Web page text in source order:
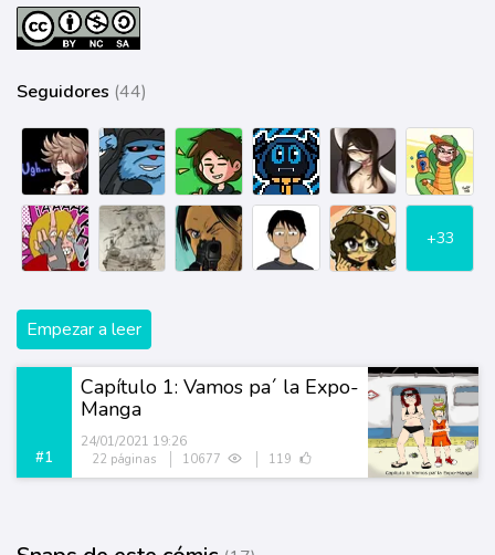
Seguidores (44)
+33
Empezar a leer
#1
Capítulo 1: Vamos pa´ la Expo-
Manga
24/01/2021 19:26
22 páginas 10677 119